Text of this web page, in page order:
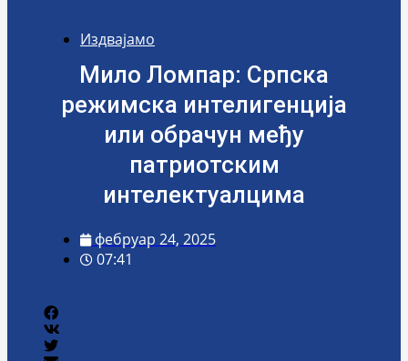
Издвајамо
Мило Ломпар: Српска
режимска интелигенција
или обрачун међу
патриотским
интелектуалцима
фебруар 24, 2025
07:41